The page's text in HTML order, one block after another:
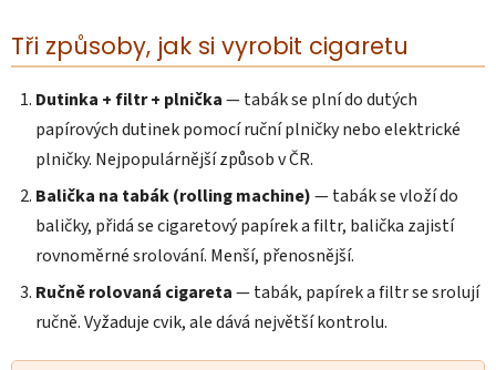
Tři způsoby, jak si vyrobit cigaretu
Dutinka + filtr + plnička— tabák se plní do dutých
papírových dutinek pomocí ruční plničky nebo elektrické
plničky. Nejpopulárnější způsob v ČR.
Balička na tabák (rolling machine)— tabák se vloží do
baličky, přidá se cigaretový papírek a filtr, balička zajistí
rovnoměrné srolování. Menší, přenosnější.
Ručně rolovaná cigareta— tabák, papírek a filtr se srolují
ručně. Vyžaduje cvik, ale dává největší kontrolu.